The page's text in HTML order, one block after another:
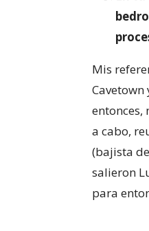
Mis
a cabo,
(bajista
salieron
para